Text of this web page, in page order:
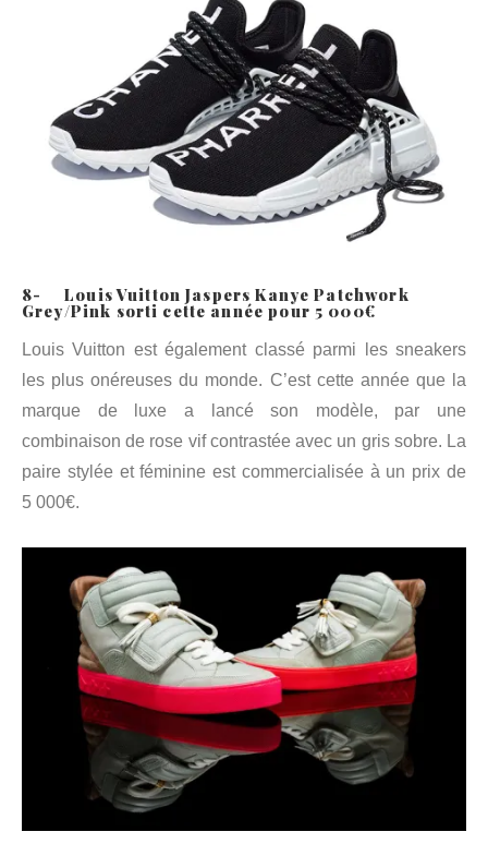
8- Louis Vuitton Jaspers Kanye Patchwork
Grey/Pink sorti cette année pour 5 000€
Louis Vuitton est également classé parmi les sneakers
les plus onéreuses du monde. C’est cette année que la
marque de luxe a lancé son modèle, par une
combinaison de rose vif contrastée avec un gris sobre. La
paire stylée et féminine est commercialisée à un prix de
5 000€.